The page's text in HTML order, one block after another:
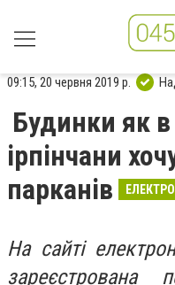
09:15, 20 червня 2019 р.
Будинки як
ірпінчани
парканів
На сайті
зареєстрована